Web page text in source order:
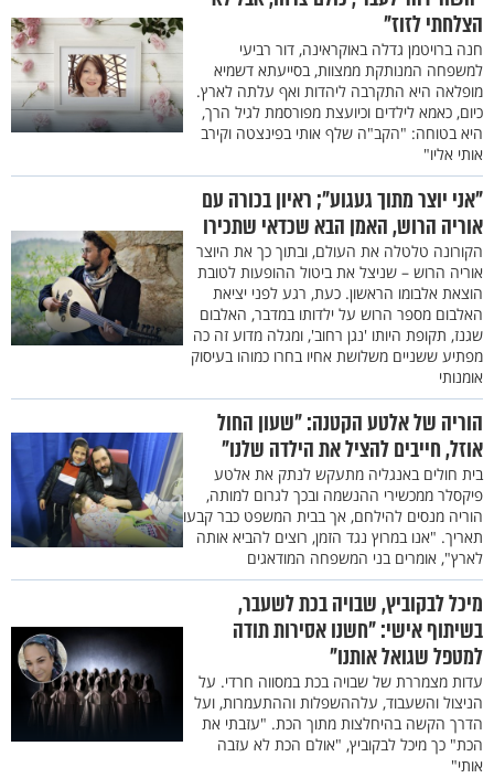
הצלחתי לזוז"
חנה ברויטמן גדלה באוקראינה, דור רביעי
למשפחה המנותקת ממצוות, בסייעתא דשמיא
מופלאה היא התקרבה ליהדות ואף עלתה לארץ.
כיום, כאמא לילדים וכיועצת מפורסמת לגיל הרך,
היא בטוחה: "הקב"ה שלף אותי בפינצטה וקירב
אותי אליו"
"אני יוצר מתוך געגוע"; ראיון בכורה עם
אוריה הרוש, האמן הבא שכדאי שתכירו
הקורונה טלטלה את העולם, ובתוך כך את היוצר
אוריה הרוש – שניצל את ביטול ההופעות לטובת
הוצאת אלבומו הראשון. כעת, רגע לפני יציאת
האלבום מספר הרוש על ילדותו במדבר, האלבום
שגנז, תקופת היותו 'נגן רחוב', ומגלה מדוע זה כה
מפתיע ששניים משלושת אחיו בחרו כמוהו בעיסוק
אומנותי
הוריה של אלטע הקטנה: "שעון החול
אוזל, חייבים להציל את הילדה שלנו"
בית חולים באנגליה מתעקש לנתק את אלטע
פיקסלר ממכשירי ההנשמה ובכך לגרום למותה,
הוריה מנסים להילחם, אך בבית המשפט כבר קבעו
תאריך. "אנו במרוץ נגד הזמן, רוצים להביא אותה
לארץ", אומרים בני המשפחה המודאגים
מיכל לבקוביץ, שבויה בכת לשעבר,
בשיתוף אישי: "חשנו אסירות תודה
למטפל שגואל אותנו"
עדות מצמררת של שבויה בכת במסווה חרדי. על
הניצול והשעבוד, עלההשפלות וההתעמרות, ועל
הדרך הקשה בהיחלצות מתוך הכת. "עזבתי את
הכת" כך מיכל לבקוביץ, "אולם הכת לא עזבה
אותי"